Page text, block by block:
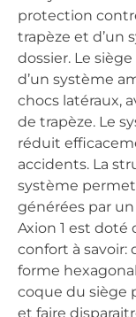
protection
trapèze et d’un
dossier. Le
d’un système
chocs latéraux,
de trapèze. Le
réduit
accidents. La
système permet
générées par
Axion 1 est doté
confort à savoir:
forme
coque du siège
et faire